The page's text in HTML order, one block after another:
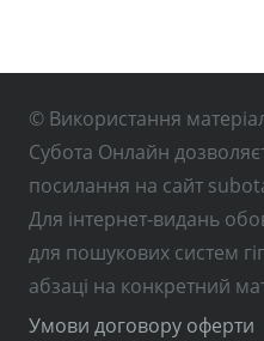
© Використання
Субота Онлайн
посилання на сайт
Для інтернет-видань
для пошукових систем
абзаці на конкретний
Умови договору оферти